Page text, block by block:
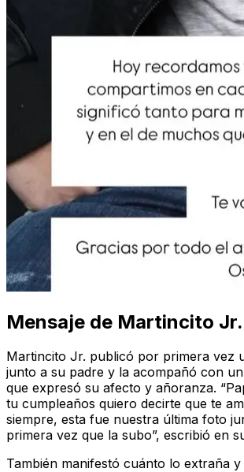
Mensaje de Martincito
Martincito Jr. publicó por primera vez
junto a su padre y la acompañó con
que expresó su afecto y añoranza.
tu cumpleaños quiero decirte que te
siempre, esta fue nuestra última foto
primera vez que la subo”, escribió en
También manifestó cuánto lo extraña y